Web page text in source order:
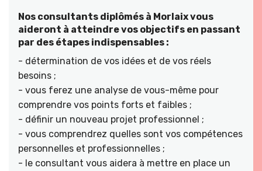
Nos consultants diplômés à Morlaix vous
aideront à atteindre vos objectifs en passant
par des étapes indispensables :
- détermination de vos idées et de vos réels
besoins ;
- vous ferez une analyse de vous-même pour
comprendre vos points forts et faibles ;
- définir un nouveau projet professionnel ;
- vous comprendrez quelles sont vos compétences
personnelles et professionnelles ;
- le consultant vous aidera à mettre en place un